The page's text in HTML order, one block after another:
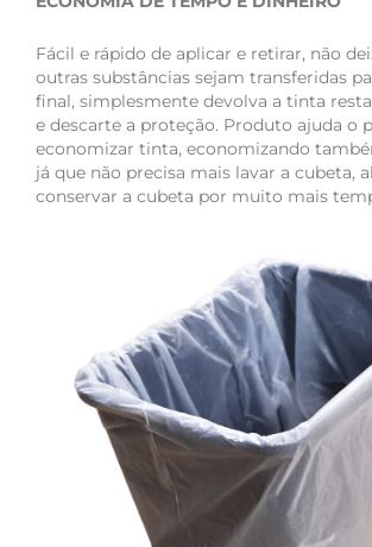
Fácil e rápido de aplicar e retirar, não
outras substâncias sejam transferidas
final, simplesmente devolva a tinta
e descarte a proteção. Produto ajuda o
economizar tinta, economizando
já que não precisa mais lavar a cubeta,
conservar a cubeta por muito mais